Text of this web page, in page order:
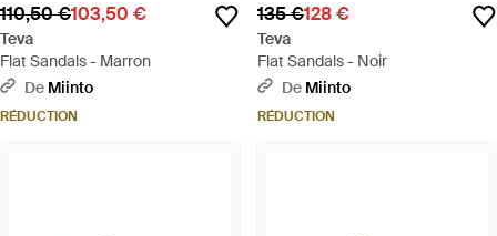
110,50 €103,50 €
Teva
Flat Sandals - Marron
De Miinto
RÉDUCTION
135 €128 €
Teva
Flat Sandals - Noir
De Miinto
RÉDUCTION